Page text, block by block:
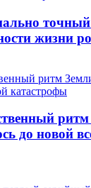
жизни
до новой